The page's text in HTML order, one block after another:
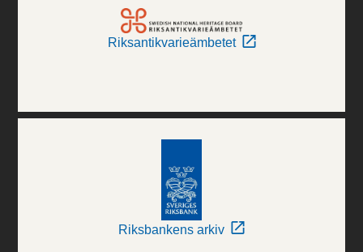
Riksantikvarieämbetet
Riksbankens arkiv